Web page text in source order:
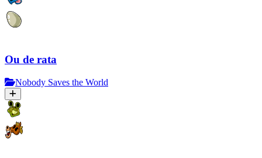
Ou de rata
Nobody Saves the World